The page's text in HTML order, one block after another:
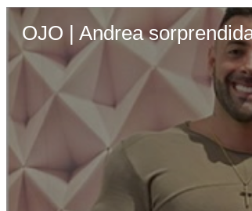
OJO | Andrea